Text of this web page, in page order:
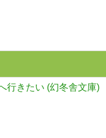
行きたい (幻冬舎文庫)